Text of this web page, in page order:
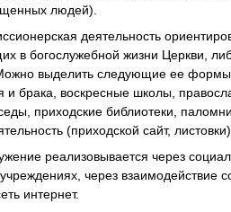
людей).
деятельность
в богослужебной жизни Церкви,
выделить следующие ее
и брака, воскресные школы,
приходские библиотеки,
(приходской сайт,
реализовывается через
через взаимодействие
интернет.